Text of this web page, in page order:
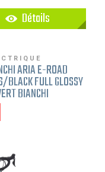
Détails
ARIA E-ROAD
BLACK FULL GLOSSY
BIANCHI